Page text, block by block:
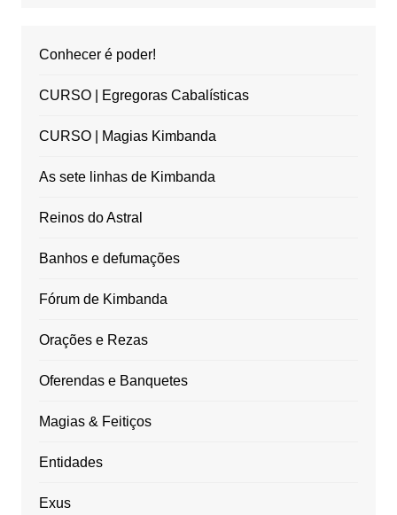
Conhecer é poder!
CURSO | Egregoras Cabalísticas
CURSO | Magias Kimbanda
As sete linhas de Kimbanda
Reinos do Astral
Banhos e defumações
Fórum de Kimbanda
Orações e Rezas
Oferendas e Banquetes
Magias & Feitiços
Entidades
Exus